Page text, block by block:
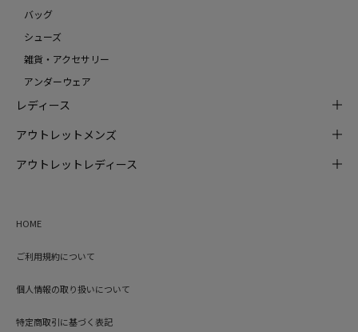
バッグ
シューズ
雑貨・アクセサリー
アンダーウェア
レディース
アウトレットメンズ
アウトレットレディース
HOME
ご利用規約について
個人情報の取り扱いについて
特定商取引に基づく表記